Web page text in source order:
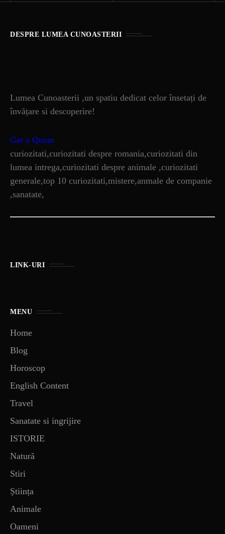
DESPRE LUMEA CUNOASTERII
Lumea Cunoasterii ,un spatiu dedicat celor însetați de
învățare si descoperire!
Get a Quote
curiozitati,curiozitati despre romania,curiozitati din
lumea intrega,curiozitati despre animale ,curiozitati
generale,top 10 curiozitati,mistere,anmale de companie
,sanatate,
LINK-URI
MENU
Home
Blog
Horoscop
English Content
Travel
Sanatate si ingrijire
ISTORIE
Natură
Stiri
Știința
Animale
Oameni